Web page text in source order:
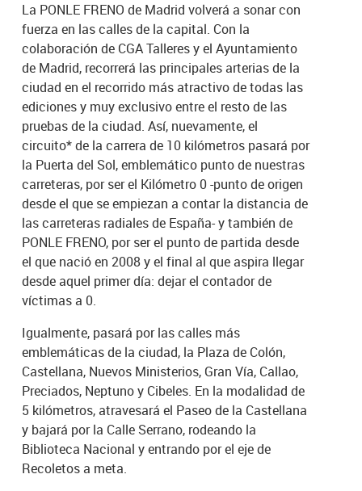
La PONLE FRENO de Madrid volverá a sonar con
fuerza en las calles de la capital. Con la
colaboración de CGA Talleres y el Ayuntamiento
de Madrid, recorrerá las principales arterias de la
ciudad en el recorrido más atractivo de todas las
ediciones y muy exclusivo entre el resto de las
pruebas de la ciudad. Así, nuevamente, el
circuito* de la carrera de 10 kilómetros pasará por
la Puerta del Sol, emblemático punto de nuestras
carreteras, por ser el Kilómetro 0 -punto de origen
desde el que se empiezan a contar la distancia de
las carreteras radiales de España- y también de
PONLE FRENO, por ser el punto de partida desde
el que nació en 2008 y el final al que aspira llegar
desde aquel primer día: dejar el contador de
víctimas a 0.
Igualmente, pasará por las calles más
emblemáticas de la ciudad, la Plaza de Colón,
Castellana, Nuevos Ministerios, Gran Vía, Callao,
Preciados, Neptuno y Cibeles. En la modalidad de
5 kilómetros, atravesará el Paseo de la Castellana
y bajará por la Calle Serrano, rodeando la
Biblioteca Nacional y entrando por el eje de
Recoletos a meta.